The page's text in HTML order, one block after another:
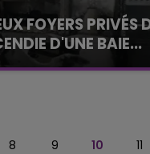
FOYERS PRIVÉS
D'UNE BAIE...
8 9 10 11